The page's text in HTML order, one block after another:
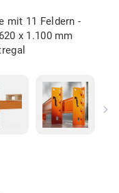
mit 11 Feldern -
x 1.100 mm